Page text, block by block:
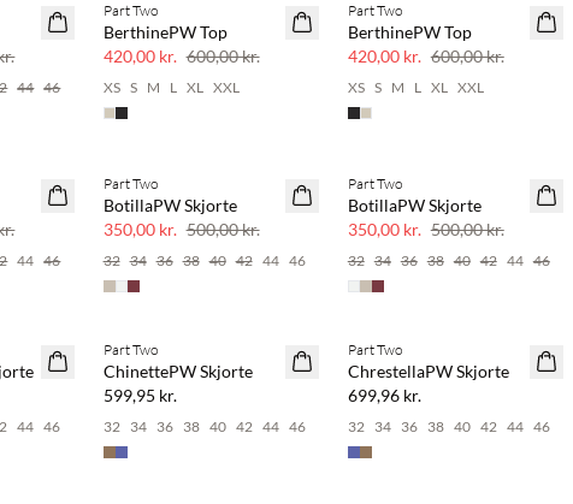
44 46
SAVE20
Part Two
BerthinePW Top
420,00 kr. 600,00 kr.
XS S M L XL XXL
SAVE20
Part Two
BerthinePW Top
420,00 kr. 600,00 kr.
XS S M L XL XXL
44 46
SAVE20
Part Two
BotillaPW Skjorte
350,00 kr. 500,00 kr.
32 34 36 38 40 42 44 46
SAVE20
Part Two
BotillaPW Skjorte
350,00 kr. 500,00 kr.
32 34 36 38 40 42 44 46
44 46
NYHED
Part Two
ChinettePW Skjorte
599,95 kr.
32 34 36 38 40 42 44 46
NYHED
Part Two
ChrestellaPW Skjorte
699,96 kr.
32 34 36 38 40 42 44 46